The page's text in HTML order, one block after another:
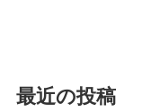
最近の投稿